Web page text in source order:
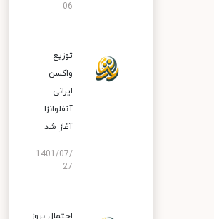
06
توزیع
واکسن
ایرانی
آنفلوانزا
آغاز شد
1401/07/
27
احتمال بروز